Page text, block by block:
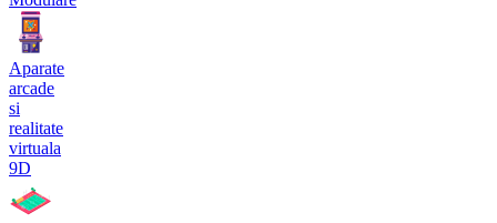
Aparate
arcade
si
realitate
virtuala
9D